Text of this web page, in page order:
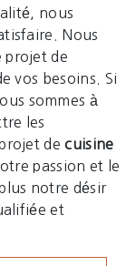
nous
Nous
projet de
vos besoins. Si
sommes à
les
decuisine
passion et le
notre désir
et